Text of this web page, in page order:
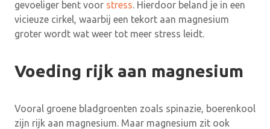
gevoeliger bent voor stress. Hierdoor beland je in een
vicieuze cirkel, waarbij een tekort aan magnesium
groter wordt wat weer tot meer stress leidt.
Voeding rijk aan magnesium
Vooral groene bladgroenten zoals spinazie, boerenkool
zijn rijk aan magnesium. Maar magnesium zit ook